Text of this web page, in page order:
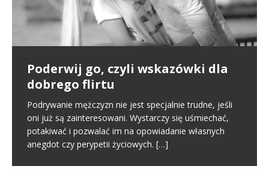
Poderwij go, czyli wskazówki dla
dobrego flirtu
Podrywanie mężczyzn nie jest specjalnie trudne, jeśli
oni już są zainteresowani. Wystarczy się uśmiechać,
potakiwać i pozwalać im na opowiadanie własnych
anegdot czy perypetii życiowych. […]
Pierwsze spotkanie
Poznajemy się na portalu randkowym i naszym
pierwszym kontaktem jest randka online. To normalny
schemat we współczesnym świecie. Na tym etapie
tworzy się pierwsze pierwsze[…]
Proste i skuteczne zasady
poszukiwania miłości online oraz
offline
W miłości nic nie jest proste i między innymi dlatego
jest ona tak wspaniała. Nie oznacza to jednak, że
samo zabieranie się za miłość musi